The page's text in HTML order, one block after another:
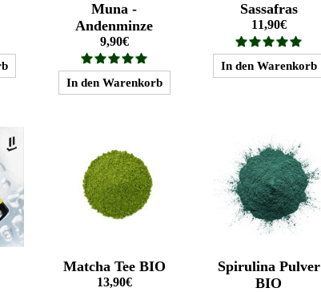
Muna -
Andenminze
9,90€
Sassafras
11,90€
Matcha Tee BIO
13,90€
Spirulina Pulver
BIO